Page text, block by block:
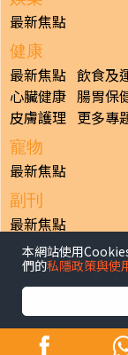
最新焦點
健康
最新焦點 飲食及
心臟健康 腸胃保
皮膚護理 更多專
寵物
最新焦點
副刊
最新焦點
日報
揭頁版 港聞 財
本網站使用
們的私隱政策與使